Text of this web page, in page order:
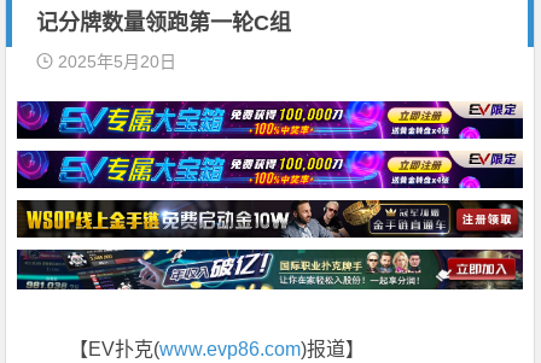
记分牌数量领跑第一轮C组
2025年5月20日
【EV扑克(www.evp86.com)报道】